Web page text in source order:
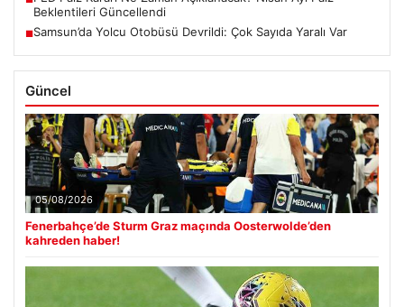
Beklentileri Güncellendi
■Samsun’da Yolcu Otobüsü Devrildi: Çok Sayıda Yaralı Var
Güncel
05/08/2026
Fenerbahçe’de Sturm Graz maçında Oosterwolde’den
kahreden haber!